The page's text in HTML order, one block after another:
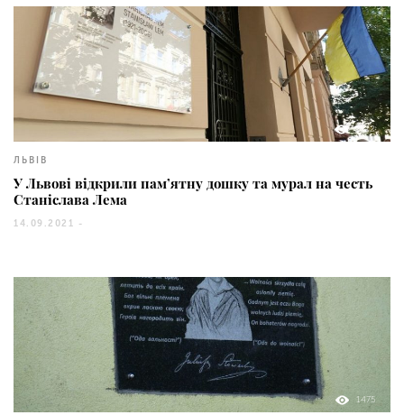
1522
ЛЬВІВ
У Львові відкрили пам’ятну дошку та мурал на честь
Станіслава Лема
14.09.2021 -
1475